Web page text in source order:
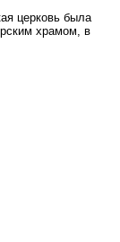
церковь была
храмом, в